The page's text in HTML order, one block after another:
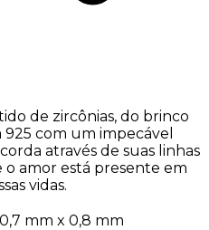
de zircônias, do brinco
925 com um impecável
através de suas linhas
o amor está presente em
vidas.
0,7 mm x 0,8 mm